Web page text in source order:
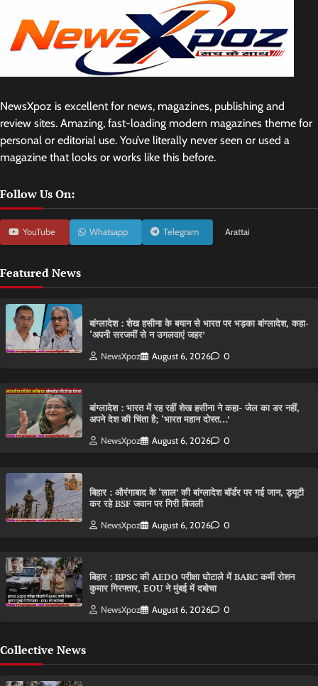
NewsXpoz is excellent for news, magazines, publishing and
review sites. Amazing, fast-loading modern magazines theme for
personal or editorial use. You’ve literally never seen or used a
magazine that looks or works like this before.
Follow Us On:
YouTube Whatsapp Telegram Arattai
Featured News
बांग्लादेश : शेख हसीना के बयान से भारत पर भड़का बांग्लादेश, कहा-
‘अपनी सरजमीं से न उगलवाएं जहर’
NewsXpoz August 6, 2026 0
बांग्लादेश : भारत में रह रहीं शेख हसीना ने कहा- जेल का डर नहीं,
अपने देश की चिंता है; ‘भारत महान दोस्त…’
NewsXpoz August 6, 2026 0
बिहार : औरंगाबाद के ‘लाल’ की बांग्लादेश बॉर्डर पर गई जान, ड्यूटी
कर रहे BSF जवान पर गिरी बिजली
NewsXpoz August 6, 2026 0
बिहार : BPSC की AEDO परीक्षा घोटाले में BARC कर्मी रोशन
कुमार गिरफ्तार, EOU ने मुंबई में दबोचा
NewsXpoz August 6, 2026 0
Collective News